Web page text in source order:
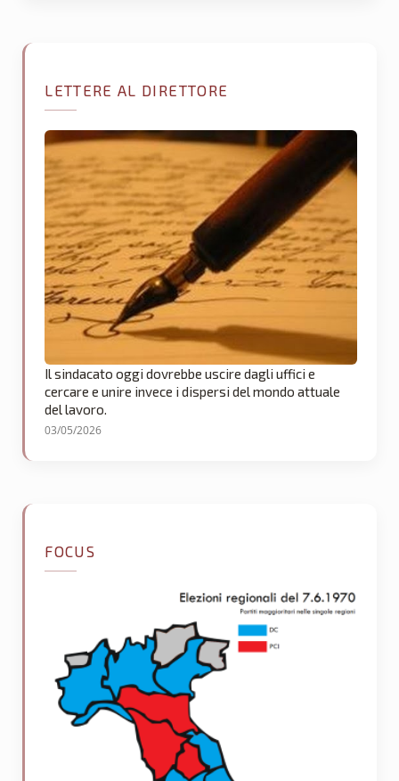
LETTERE AL DIRETTORE
Il sindacato oggi dovrebbe uscire dagli uffici e
cercare e unire invece i dispersi del mondo attuale
del lavoro.
03/05/2026
FOCUS